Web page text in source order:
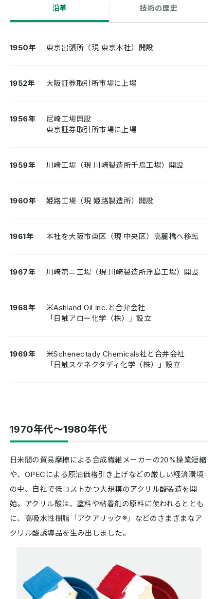
沿革 技術の歴史
1950年 東京出張所（現 東京本社）開設
1952年 大阪証券取引所市場に上場
1956年
尼崎工場開設
東京証券取引所市場に上場
1959年 川崎工場（現 川崎製造所千鳥工場）開設
1960年 姫路工場（現 姫路製造所）開設
1961年 本社を大阪市東区（現 中央区）高麗橋へ移転
1967年 川崎第ニ工場（現 川崎製造所浮島工場）開設
1968年
米Ashland Oil Inc.と合弁会社
「日触アロー化学（株）」設立
1969年
米Schenectady Chemicals社と合弁会社
「日触スケネクタディ化学（株）」設立
1970年代〜1980年代
日米間の貿易摩擦による合成繊維メーカーの20%操業短縮
や、OPECによる原油価格引き上げなどの厳しい経済環境
の中、自社で低コストかつ大規模のアクリル酸製造を開
始。アクリル酸は、塗料や粘着剤の原料に使われるととも
に、高吸水性樹脂「アクアリック®」などのさまざまなア
クリル酸誘導品を生み出しました。